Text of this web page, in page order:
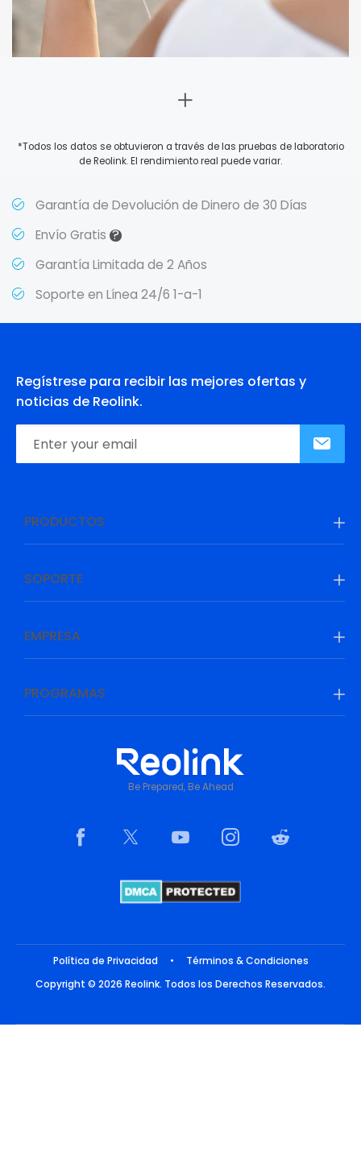
*Todos los datos se obtuvieron a través de las pruebas de laboratorio
de Reolink. El rendimiento real puede variar.
Garantía de Devolución de Dinero de 30 Días
Envío Gratis ?
Garantía Limitada de 2 Años
Soporte en Línea 24/6 1-a-1
Regístrese para recibir las mejores ofertas y
noticias de Reolink.
PRODUCTOS
SOPORTE
EMPRESA
PROGRAMAS
Be Prepared, Be Ahead
Política de Privacidad •
Términos & Condiciones
Copyright © 2026 Reolink. Todos los Derechos Reservados.